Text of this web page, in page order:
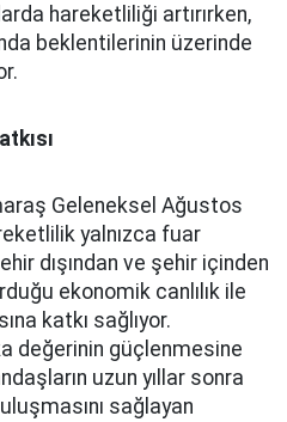
hareketliliği artırırken,
beklentilerinin üzerinde
Geleneksel Ağustos
yalnızca fuar
dışından ve şehir içinden
ekonomik canlılık ile
katkı sağlıyor.
değerinin güçlenmesine
uzun yıllar sonra
sağlayan